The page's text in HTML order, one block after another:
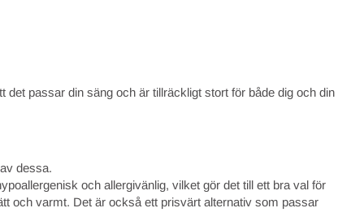
passar din säng och är tillräckligt stort för både dig och din
dessa.
och allergivänlig, vilket gör det till ett bra val för
och varmt. Det är också ett prisvärt alternativ som passar